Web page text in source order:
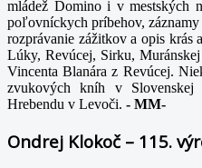
mládež Domino i v mestských
poľovníckych príbehov,
rozprávanie zážitkov a opis
Lúky, Revúcej, Sirku,
Vincenta Blanára z Revúcej.
zvukových kníh v Slovenskej
Hrebendu v Levoči. - MM-
Ondrej Klokoč – 115.